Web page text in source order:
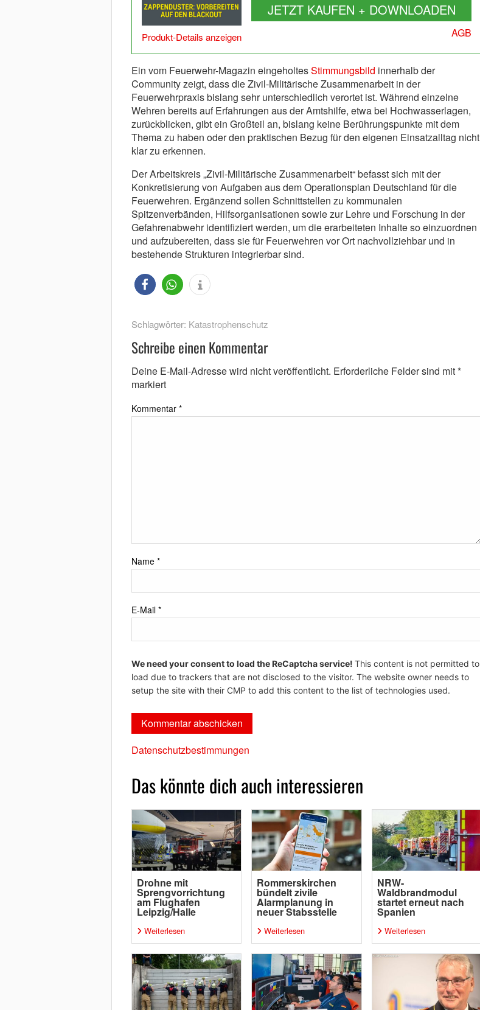
Produkt-Details anzeigen
JETZT KAUFEN + DOWNLOADEN
AGB
Ein vom Feuerwehr-Magazin eingeholtesStimmungsbild innerhalb der
Community zeigt, dass die Zivil-Militärische Zusammenarbeit in der
Feuerwehrpraxis bislang sehr unterschiedlich verortet ist. Während einzelne
Wehren bereits auf Erfahrungen aus der Amtshilfe, etwa bei Hochwasserlagen,
zurückblicken, gibt ein Großteil an, bislang keine Berührungspunkte mit dem
Thema zu haben oder den praktischen Bezug für den eigenen Einsatzalltag nicht
klar zu erkennen.
Der Arbeitskreis „Zivil-Militärische Zusammenarbeit“ befasst sich mit der
Konkretisierung von Aufgaben aus dem Operationsplan Deutschland für die
Feuerwehren. Ergänzend sollen Schnittstellen zu kommunalen
Spitzenverbänden, Hilfsorganisationen sowie zur Lehre und Forschung in der
Gefahrenabwehr identifiziert werden, um die erarbeiteten Inhalte so einzuordnen
und aufzubereiten, dass sie für Feuerwehren vor Ort nachvollziehbar und in
bestehende Strukturen integrierbar sind.
Schlagwörter: Katastrophenschutz
Schreibe einen Kommentar
Deine E-Mail-Adresse wird nicht veröffentlicht. Erforderliche Felder sind mit*
markiert
Kommentar *
Name *
E-Mail *
We need your consent to load the ReCaptcha service! This content is not permitted to
load due to trackers that are not disclosed to the visitor. The website owner needs to
setup the site with their CMP to add this content to the list of technologies used.
Datenschutzbestimmungen
Das könnte dich auch interessieren
Drohne mit
Sprengvorrichtung
am Flughafen
Leipzig/Halle
Weiterlesen
Rommerskirchen
bündelt zivile
Alarmplanung in
neuer Stabsstelle
Weiterlesen
NRW-
Waldbrandmodul
startet erneut nach
Spanien
Weiterlesen